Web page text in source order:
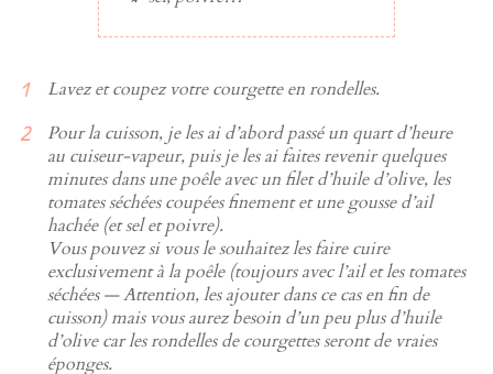
Lavez et coupez votre courgette en rondelles.
Pour la cuisson, je les ai d’abord passé un quart d’heure
au cuiseur-vapeur, puis je les ai faites revenir quelques
minutes dans une poêle avec un filet d’huile d’olive, les
tomates séchées coupées finement et une gousse d’ail
hachée (et sel et poivre).
Vous pouvez si vous le souhaitez les faire cuire
exclusivement à la poêle (toujours avec l’ail et les tomates
séchées — Attention, les ajouter dans ce cas en fin de
cuisson) mais vous aurez besoin d’un peu plus d’huile
d’olive car les rondelles de courgettes seront de vraies
éponges.